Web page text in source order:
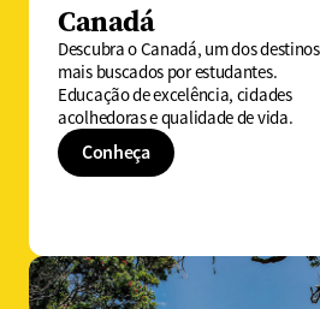
Canadá
Descubra o Canadá, um dos destinos
mais buscados por estudantes.
Educação de excelência, cidades
acolhedoras e qualidade de vida.
Conheça